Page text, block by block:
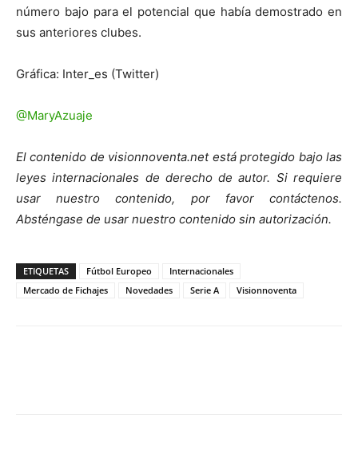
número bajo para el potencial que había demostrado en
sus anteriores clubes.
Gráfica: Inter_es (Twitter)
@MaryAzuaje
El contenido de visionnoventa.net está protegido bajo las
leyes internacionales de derecho de autor. Si requiere
usar nuestro contenido, por favor contáctenos.
Absténgase de usar nuestro contenido sin autorización.
ETIQUETAS Fútbol Europeo
Internacionales
Mercado de Fichajes
Novedades Serie A Visionnoventa